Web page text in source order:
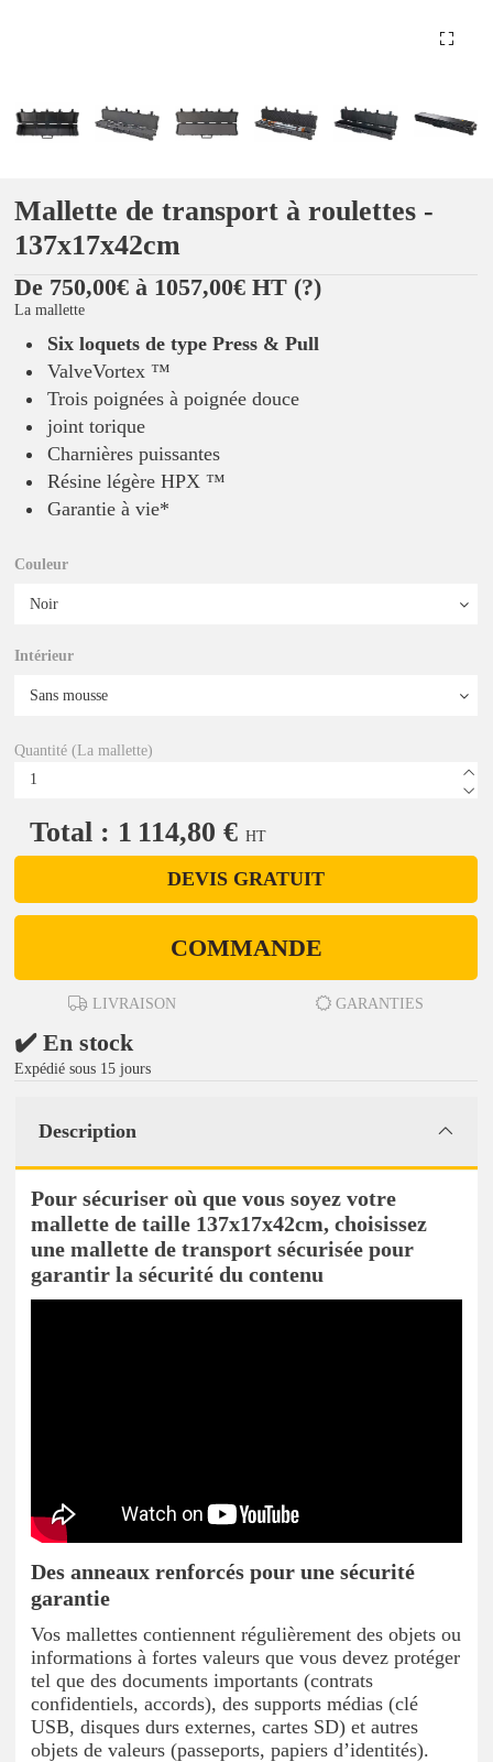
Mallette de transport à roulettes -
137x17x42cm
De 750,00€ à 1057,00€ HT (?)
La mallette
Six loquets de type Press & Pull
ValveVortex ™
Trois poignées à poignée douce
joint torique
Charnières puissantes
Résine légère HPX ™
Garantie à vie*
Couleur
Intérieur
Quantité (La mallette)
Total : 1 114,80 € HT
DEVIS GRATUIT
COMMANDE
LIVRAISON GARANTIES
✔️ En stock
Expédié sous 15 jours
Description
Pour sécuriser où que vous soyez votre
mallette de taille 137x17x42cm, choisissez
une mallette de transport sécurisée pour
garantir la sécurité du contenu
Des anneaux renforcés pour une sécurité
garantie
Vos mallettes contiennent régulièrement des objets ou
informations à fortes valeurs que vous devez protéger
tel que des documents importants (contrats
confidentiels, accords), des supports médias (clé
USB, disques durs externes, cartes SD) et autres
objets de valeurs (passeports, papiers d’identités).